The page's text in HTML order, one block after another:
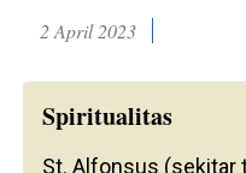
2 April 2023
Spiritualitas
St. Alfonsus (sekitar